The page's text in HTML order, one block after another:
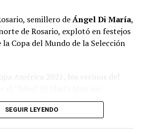
Juan José, fue secuestrada el 20
Monteros, Tucumán, junto a parte
también secuestraron a sus
después secuestraron a sus
,Juan Ceferino
semillero deÁngel Di María,
de Rosario, explotó en festejos
Copa del Mundo de la Selección
América 2021, los vecinos del
a las instalaciones del club
de los penales que le dieron la
SEGUIR LEYENDO